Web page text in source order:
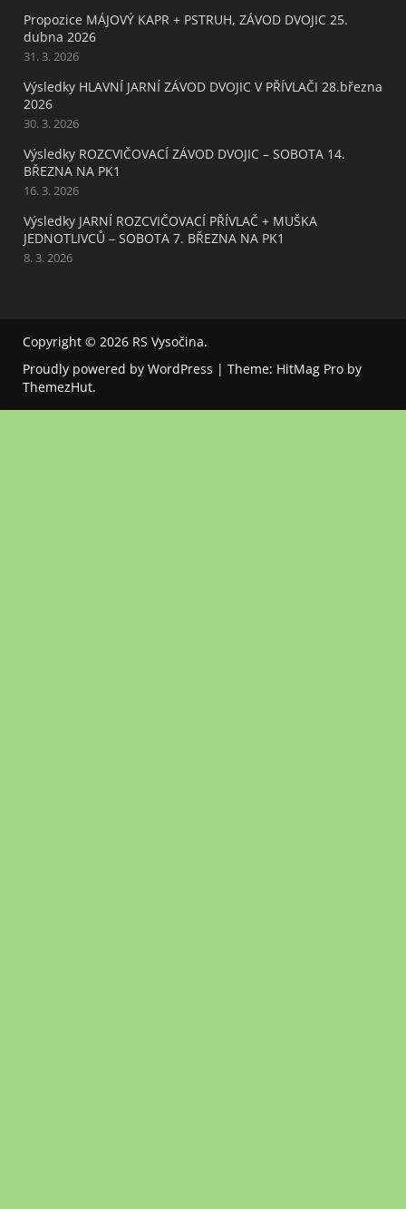
Propozice MÁJOVÝ KAPR + PSTRUH, ZÁVOD DVOJIC 25.
dubna 2026
31. 3. 2026
Výsledky HLAVNÍ JARNÍ ZÁVOD DVOJIC V PŘÍVLAČI 28.března
2026
30. 3. 2026
Výsledky ROZCVIČOVACÍ ZÁVOD DVOJIC – SOBOTA 14.
BŘEZNA NA PK1
16. 3. 2026
Výsledky JARNÍ ROZCVIČOVACÍ PŘÍVLAČ + MUŠKA
JEDNOTLIVCŮ – SOBOTA 7. BŘEZNA NA PK1
8. 3. 2026
Copyright © 2026 RS Vysočina.
Proudly powered by WordPress | Theme: HitMag Pro by
ThemezHut.